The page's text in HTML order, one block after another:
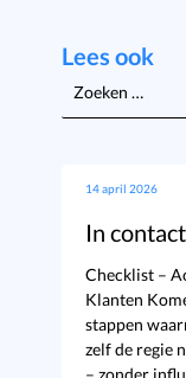
Lees ook
naar:
14 april 2026
In
Checklist –
Klanten
stappen
zelf de regie
– zonder